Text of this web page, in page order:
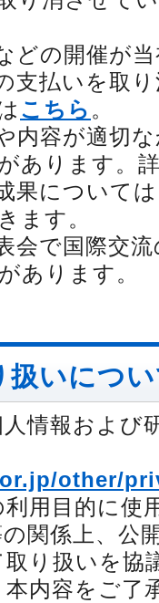
どの開催が
支払いを取
こちら 。
内容が適切
あります。
果について
ます。
会で国際交
あります。
扱いにつ
情報および
other/
用目的に使
関係上、公
り扱いを協
内容をご了